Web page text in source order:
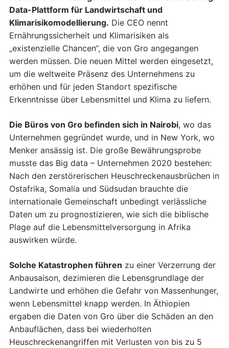
Data-Plattform für Landwirtschaft und
Klimarisikomodellierung. Die CEO nennt
Ernährungssicherheit und Klimarisiken als
„existenzielle Chancen“, die von Gro angegangen
werden müssen. Die neuen Mittel werden eingesetzt,
um die weltweite Präsenz des Unternehmens zu
erhöhen und für jeden Standort spezifische
Erkenntnisse über Lebensmittel und Klima zu liefern.
Die Büros von Gro befinden sich in Nairobi, wo das
Unternehmen gegründet wurde, und in New York, wo
Menker ansässig ist. Die große Bewährungsprobe
musste das Big data – Unternehmen 2020 bestehen:
Nach den zerstörerischen Heuschreckenausbrüchen in
Ostafrika, Somalia und Südsudan brauchte die
internationale Gemeinschaft unbedingt verlässliche
Daten um zu prognostizieren, wie sich die biblische
Plage auf die Lebensmittelversorgung in Afrika
auswirken würde.
Solche Katastrophen führen zu einer Verzerrung der
Anbausaison, dezimieren die Lebensgrundlage der
Landwirte und erhöhen die Gefahr von Massenhunger,
wenn Lebensmittel knapp werden. In Äthiopien
ergaben die Daten von Gro über die Schäden an den
Anbauflächen, dass bei wiederholten
Heuschreckenangriffen mit Verlusten von bis zu 5